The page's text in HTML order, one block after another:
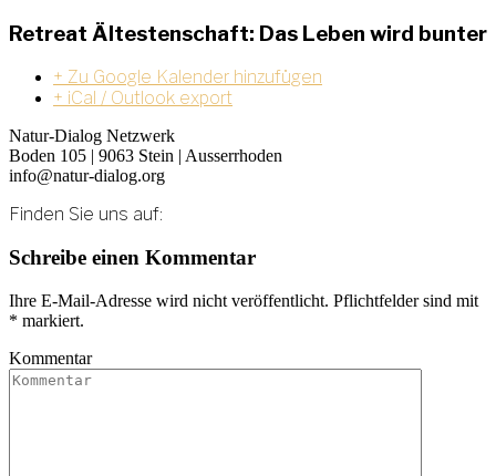
Retreat Ältestenschaft: Das Leben wird bunter
+ Zu Google Kalender hinzufügen
+ iCal / Outlook export
Natur-Dialog Netzwerk
Boden 105 | 9063 Stein | Ausserrhoden
info@natur-dialog.org
Finden Sie uns auf:
Linkedin
page
opens
in
new
window
E-
Mail
page
opens
new
window
Schreibe einen Kommentar
Ihre E-Mail-Adresse wird nicht veröffentlicht. Pflichtfelder sind mit
* markiert.
Kommentar